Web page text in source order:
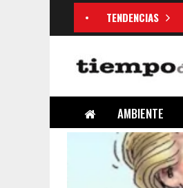
TENDENCIAS
AMBIENTE